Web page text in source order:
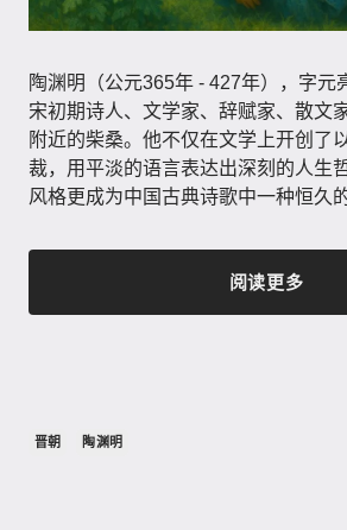
陶渊明（公元365年 - 427年）​，字元
宋初期诗人、文学家、辞赋家、散文
附近的柴桑。他不仅在文学上开创了
裁，用平淡的语言表达出深刻的人生
风格更成为中国古典诗歌中一种恒久
阅读更多
晋朝 陶渊明